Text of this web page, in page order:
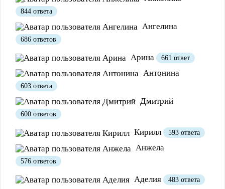
844 ответа
Ангелина
686 ответов
Арина 661 ответ
Антонина
603 ответа
Дмитрий
600 ответов
Кирилл 593 ответа
Анжела
576 ответов
Аделия 483 ответа